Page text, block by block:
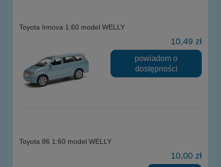
Toyota Innova 1:60 model WELLY
10,49 zł
powiadom o
dostępności
Toyota 86 1:60 model WELLY
10,00 zł